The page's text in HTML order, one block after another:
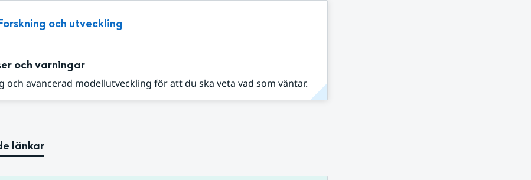
och utveckling
och varningar
och avancerad modellutveckling för att du ska veta vad som väntar.
länkar